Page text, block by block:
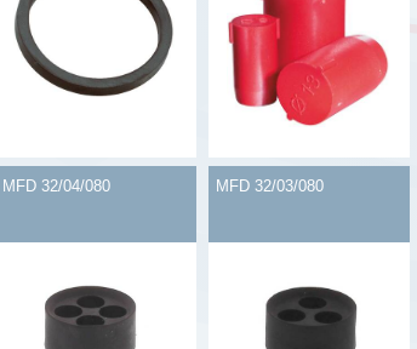
MFD 32/04/080 MFD 32/03/080